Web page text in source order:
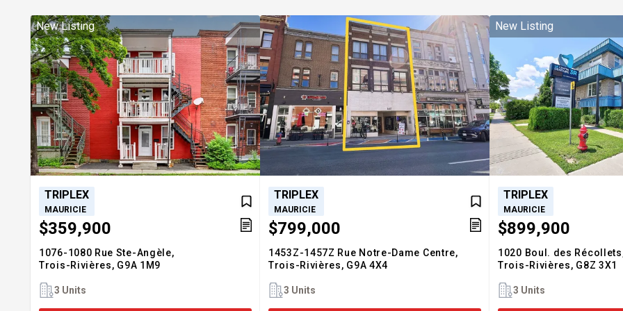
New Listing
TRIPLEX
MAURICIE
$359,900
1076-1080 Rue Ste-Angèle,
Trois-Rivières, G9A 1M9
3 Units
TRIPLEX
MAURICIE
$799,000
1453Z-1457Z Rue Notre-Dame Centre,
Trois-Rivières, G9A 4X4
3 Units
New Listing
TRIPLEX
MAURICIE
$899,900
1020 Boul. des
Trois-Rivières, G8Z 3X1
3 Units